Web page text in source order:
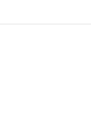
konten